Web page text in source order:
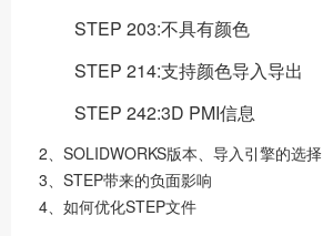
STEP 203:不具有颜色
STEP 214:支持颜色导入导出
STEP 242:3D PMI信息
2、SOLIDWORKS版本、导入引擎的选择
3、STEP带来的负面影响
4、如何优化STEP文件